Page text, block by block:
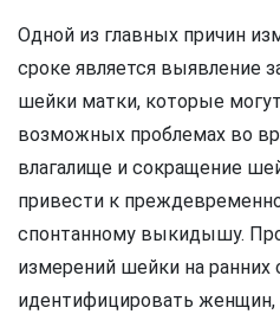
Одной из главных причин
сроке является выявление
шейки матки, которые
возможных проблемах во
влагалище и сокращение
привести к
спонтанному выкидышу.
измерений шейки на ранних
идентифицировать